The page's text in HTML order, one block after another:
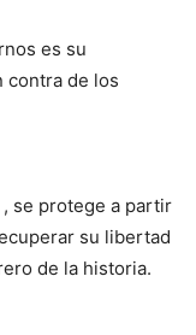
es su
contra de los
se protege a partir
su libertad
de la historia.